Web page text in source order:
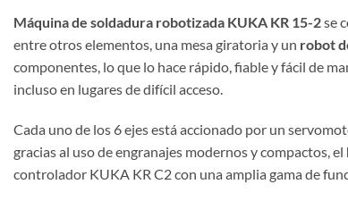
Máquina de soldadura robotizada KUKA KR 15-2se
entre otros elementos, una mesa giratoria y un robot
componentes, lo que lo hace rápido, fiable y fácil de
incluso en lugares de difícil acceso.
Cada uno de los 6 ejes está accionado por un
gracias al uso de engranajes modernos y compactos, el
controlador KUKA KR C2 con una amplia gama de